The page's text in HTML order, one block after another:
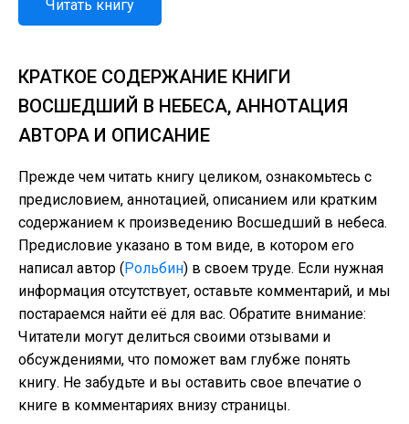
Читать книгу
КРАТКОЕ СОДЕРЖАНИЕ КНИГИ
ВОСШЕДШИЙ В НЕБЕСА, АННОТАЦИЯ
АВТОРА И ОПИСАНИЕ
Прежде чем читать книгу целиком, ознакомьтесь с
предисловием, аннотацией, описанием или кратким
содержанием к произведению Восшедший в небеса.
Предисловие указано в том виде, в котором его
написал автор (Рольбин) в своем труде. Если нужная
информация отсутствует, оставьте комментарий, и мы
постараемся найти её для вас. Обратите внимание:
Читатели могут делиться своими отзывами и
обсуждениями, что поможет вам глубже понять
книгу. Не забудьте и вы оставить свое впечатие о
книге в комментариях внизу страницы.